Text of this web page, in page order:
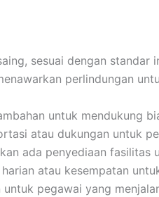
sesuai dengan standar
perlindungan
untuk mendukung
atau dukungan untuk
ada penyediaan fasilitas
atau kesempatan
untuk pegawai yang